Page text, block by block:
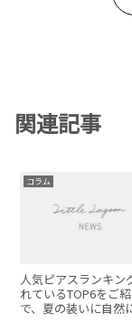
関連記事
コラム
人気ピアスランキン
れているTOP6をご
で、夏の装いに自然